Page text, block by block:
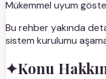
Mükemmel uyum
Bu rehber yakında
sistem kurulumu
✦Konu